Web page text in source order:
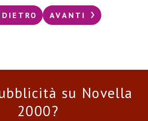
AVANTI
su Novella
2000?